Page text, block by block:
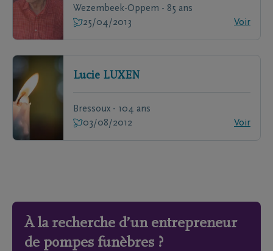
Wezembeek-Oppem - 85 ans
25/04/2013
Voir
Lucie LUXEN
Bressoux - 104 ans
03/08/2012
Voir
À la recherche d’un entrepreneur
de pompes funèbres ?